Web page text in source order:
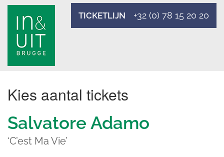
TICKETLIJN +32 (0) 78 15 20 20
Kies aantal tickets
Salvatore Adamo
‘C’est Ma Vie’